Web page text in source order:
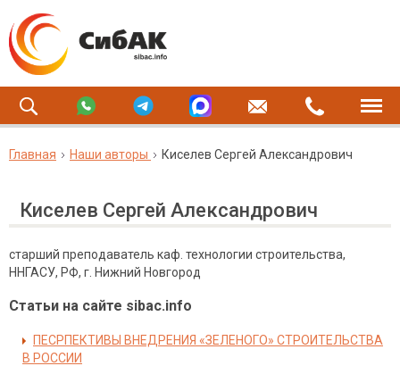
Главная Наши авторы Киселев Сергей Александрович
Киселев Сергей Александрович
старший преподаватель каф. технологии строительства,
ННГАСУ, РФ, г. Нижний Новгород
Статьи на сайте sibac.info
ПЕСРПЕКТИВЫ ВНЕДРЕНИЯ «ЗЕЛЕНОГО» СТРОИТЕЛЬСТВА
В РОССИИ